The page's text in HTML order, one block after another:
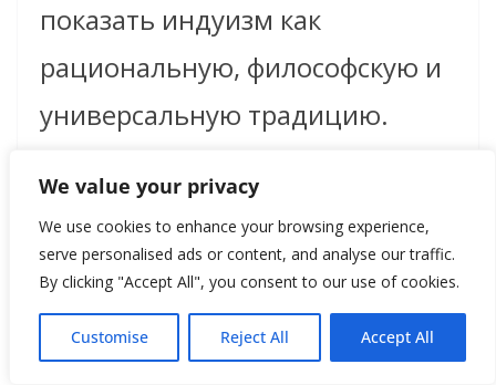
We value your privacy
We use cookies to enhance your browsing experience,
serve personalised ads or content, and analyse our traffic.
By clicking "Accept All", you consent to our use of cookies.
Customise Reject All Accept All
показать индуизм как
рациональную, философскую и
универсальную традицию.
выступления в Чикаго в 1893
году стал одной из ключевых
фигур в глобальном
восприятии индуизма как